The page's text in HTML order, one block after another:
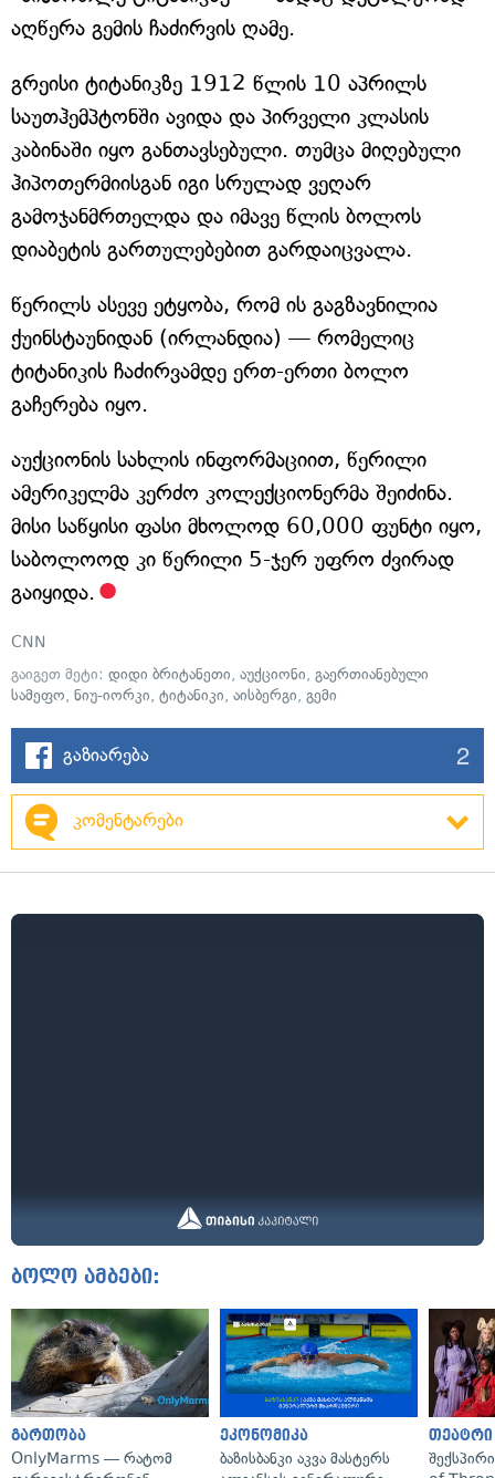
აღწერა გემის ჩაძირვის ღამე.
გრეისი ტიტანიკზე 1912 წლის 10 აპრილს
საუთჰემპტონში ავიდა და პირველი კლასის
კაბინაში იყო განთავსებული. თუმცა მიღებული
ჰიპოთერმიისგან იგი სრულად ვეღარ
გამოჯანმრთელდა და იმავე წლის ბოლოს
დიაბეტის გართულებებით გარდაიცვალა.
წერილს ასევე ეტყობა, რომ ის გაგზავნილია
ქუინსტაუნიდან (ირლანდია) — რომელიც
ტიტანიკის ჩაძირვამდე ერთ-ერთი ბოლო
გაჩერება იყო.
აუქციონის სახლის ინფორმაციით, წერილი
ამერიკელმა კერძო კოლექციონერმა შეიძინა.
მისი საწყისი ფასი მხოლოდ 60,000 ფუნტი იყო,
საბოლოოდ კი წერილი 5-ჯერ უფრო ძვირად
გაიყიდა.
CNN
გაიგეთ მეტი: დიდი ბრიტანეთი, აუქციონი, გაერთიანებული
სამეფო, ნიუ-იორკი, ტიტანიკი, აისბერგი, გემი
გაზიარება 2
კომენტარები
ბოლო ამბები:
გართობა
OnlyMarms — რატომ
ეკონომიკა
ბაზისბანკი აკვა მასტერს
თეატრი